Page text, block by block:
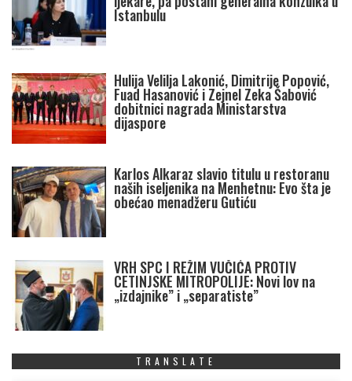
Istanbulu
Hulija Velilja Lakonić, Dimitrije Popović,
Fuad Hasanović i Zejnel Zeka Šabović
dobitnici nagrada Ministarstva
dijaspore
Karlos Alkaraz slavio titulu u restoranu
naših iseljenika na Menhetnu: Evo šta je
obećao menadžeru Gutiću
VRH SPC I REŽIM VUČIĆA PROTIV
CETINJSKE MITROPOLIJE: Novi lov na
„izdajnike” i „separatiste”
TRANSLATE